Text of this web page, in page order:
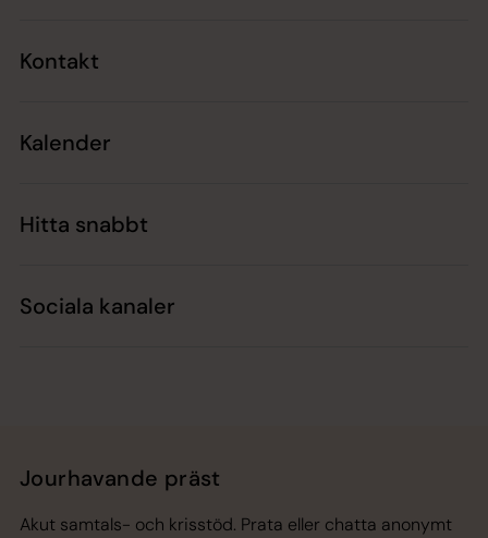
Kontakt
Kalender
Hitta snabbt
Sociala kanaler
Jourhavande präst
Akut samtals- och krisstöd. Prata eller chatta anonymt